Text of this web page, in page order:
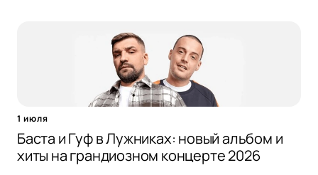
1 июля
Баста и Гуф в Лужниках: новый альбом и
хиты на грандиозном концерте 2026